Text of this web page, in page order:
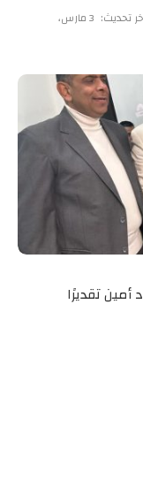
تحديث:
3 مارس،
تقديرًا